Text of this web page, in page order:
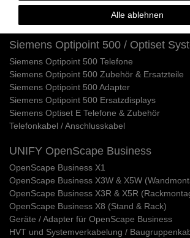
Siemens HiPath Netzteile
Siemens HiPath MMC Karten
Siemens Optipoint 500 / Optiset
Siemens Optipoint 500 Telefone
Siemens Optipoint 500 Zubehör & Ersatzteile
Siemens Optipoint 500 Adapter
Siemens Optipoint 500 Ersatzdisplays
Siemens Optiset E Telefone & Zubehör
Telefonkabel / Anschlusskabel
UNIFY OpenScape Business
OpenScape Business X1
OpenScape Business X3W & X5W
OpenScape Business X3R & X5R
OpenScape Business X8 (Stand & Rack)
Geräte / Adapter für OpenScape Business
HVT und Systemverkabelung /
Alle ablehnen